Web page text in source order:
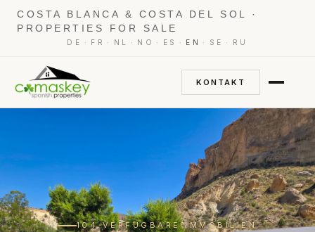
COSTA BLANCA & COSTA DEL SOL ·
PROPERTIES FOR SALE
DE · FR · NL · NO · ES · EN · SE · RU
KONTAKT
104 VERFÜGBARE IMMOBILIEN